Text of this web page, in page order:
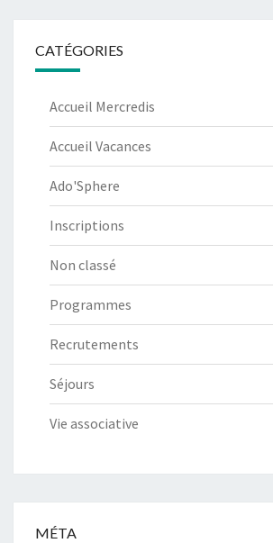
CATÉGORIES
Accueil Mercredis
Accueil Vacances
Ado'Sphere
Inscriptions
Non classé
Programmes
Recrutements
Séjours
Vie associative
MÉTA